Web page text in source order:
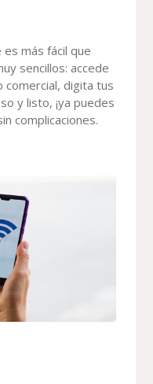
más fácil que
sencillos: accede
comercial, digita tus
y listo, ¡ya puedes
complicaciones.